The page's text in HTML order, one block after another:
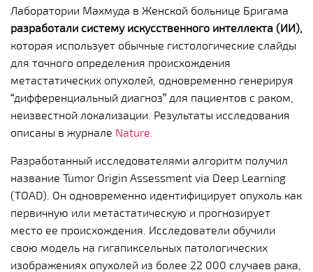
Лаборатории Махмуда в Женской больнице Бригама
разработали систему искусственного интеллекта (ИИ),
которая использует обычные гистологические слайды
для точного определения происхождения
метастатических опухолей, одновременно генерируя
“дифференциальный диагноз” для пациентов с раком,
неизвестной локализации. Результаты исследования
описаны в журнале Nature.
Разработанный исследователями алгоритм получил
название Tumor Origin Assessment via Deep Learning
(TOAD). Он одновременно идентифицирует опухоль как
первичную или метастатическую и прогнозирует
место ее происхождения. Исследователи обучили
свою модель на гигапиксельных патологических
изображениях опухолей из более 22 000 случаев рака,